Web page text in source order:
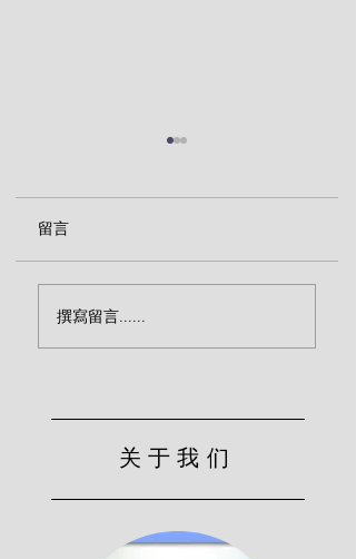
克）
留言
撰寫留言......
关于我们